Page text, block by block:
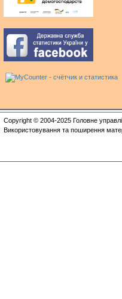
Copyright © 2004-2025 Головне
Використовування та поширення